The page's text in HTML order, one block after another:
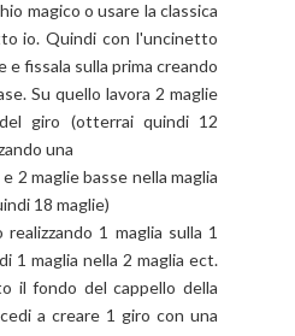
magico o usare la classica
io. Quindi con l'uncinetto
fissala sulla prima creando
Su quello lavora 2 maglie
giro (otterrai quindi 12
una
2 maglie basse nella maglia
18 maglie)
1 maglia sulla 1
1 maglia nella 2 maglia ect.
il fondo del cappello della
a creare 1 giro con una